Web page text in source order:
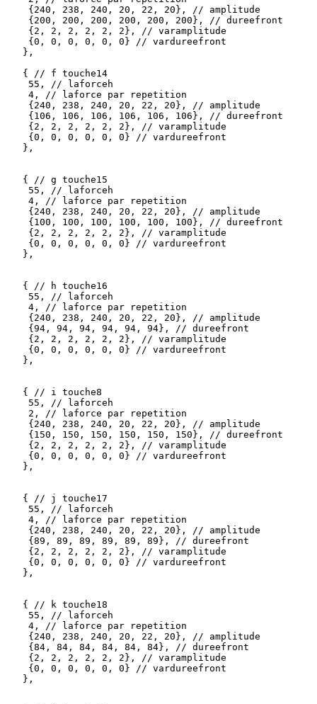
    {240, 238, 240, 20, 22, 20}, // amplitude
    {200, 200, 200, 200, 200, 200}, // dureefront
    {2, 2, 2, 2, 2, 2}, // varamplitude
    {0, 0, 0, 0, 0, 0} // vardureefront
   },
   { // f touche14
    55, // laforceh
    4, // laforce par repetition
    {240, 238, 240, 20, 22, 20}, // amplitude
    {106, 106, 106, 106, 106, 106}, // dureefront
    {2, 2, 2, 2, 2, 2}, // varamplitude
    {0, 0, 0, 0, 0, 0} // vardureefront
   },
   { // g touche15
    55, // laforceh
    4, // laforce par repetition
    {240, 238, 240, 20, 22, 20}, // amplitude
    {100, 100, 100, 100, 100, 100}, // dureefront
    {2, 2, 2, 2, 2, 2}, // varamplitude
    {0, 0, 0, 0, 0, 0} // vardureefront
   },
   { // h touche16
    55, // laforceh
    4, // laforce par repetition
    {240, 238, 240, 20, 22, 20}, // amplitude
    {94, 94, 94, 94, 94, 94}, // dureefront
    {2, 2, 2, 2, 2, 2}, // varamplitude
    {0, 0, 0, 0, 0, 0} // vardureefront
   },
   { // i touche8
    55, // laforceh
    2, // laforce par repetition
    {240, 238, 240, 20, 22, 20}, // amplitude
    {150, 150, 150, 150, 150, 150}, // dureefront
    {2, 2, 2, 2, 2, 2}, // varamplitude
    {0, 0, 0, 0, 0, 0} // vardureefront
   },
   { // j touche17
    55, // laforceh
    4, // laforce par repetition
    {240, 238, 240, 20, 22, 20}, // amplitude
    {89, 89, 89, 89, 89, 89}, // dureefront
    {2, 2, 2, 2, 2, 2}, // varamplitude
    {0, 0, 0, 0, 0, 0} // vardureefront
   },
   { // k touche18
    55, // laforceh
    4, // laforce par repetition
    {240, 238, 240, 20, 22, 20}, // amplitude
    {84, 84, 84, 84, 84, 84}, // dureefront
    {2, 2, 2, 2, 2, 2}, // varamplitude
    {0, 0, 0, 0, 0, 0} // vardureefront
   },